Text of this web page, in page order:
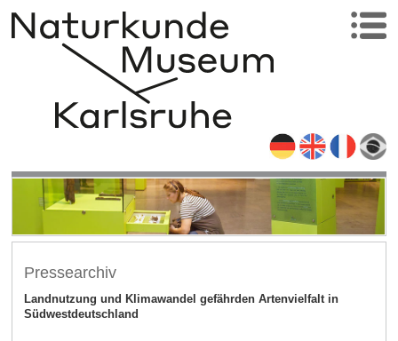
Pressearchiv
Landnutzung und Klimawandel gefährden Artenvielfalt in
Südwestdeutschland